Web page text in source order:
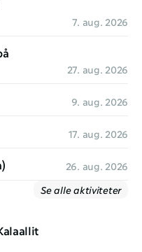
7. aug. 2026
27. aug. 2026
9. aug. 2026
17. aug. 2026
26. aug. 2026
Se alle aktiviteter